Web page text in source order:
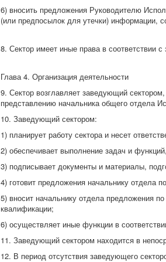
6) вносить предложения Руководителю
(или предпосылок для утечки) информации,
8. Сектор имеет иные права в соответствии
Глава 4. Организация деятельности
9. Сектор возглавляет заведующий
представлению начальника общего отдела
10. Заведующий сектором:
1) планирует работу сектора и несет
2) обеспечивает выполнение задач и
3) подписывает документы и материалы,
4) готовит предложения начальнику отдела
5) вносит начальнику отдела предложения
квалификации;
6) осуществляет иные функции в
11. Заведующий сектором находится в
12. В период отсутствия заведующего